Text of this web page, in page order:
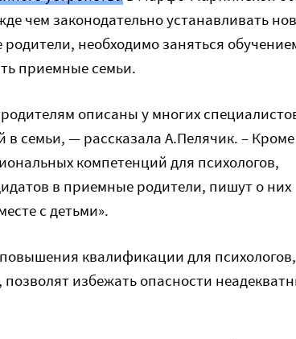
чем законодательно устанавливать
необходимо заняться
приемные семьи.
описаны у многих
семьи, — рассказала А.Пелячик. – Кроме
компетенций для психологов,
в приемные родители, пишут о них
с детьми».
квалификации для психологов,
избежать опасности